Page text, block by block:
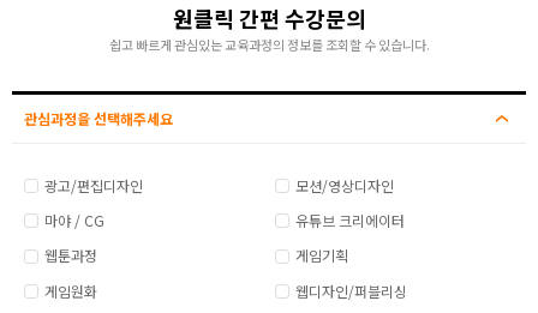
원클릭 간편 수강문의
쉽고 빠르게 관심있는 교육과정의 정보를 조회할 수 있습니다.
관심과정을 선택해주세요
광고/편집디자인
모션/영상디자인
마야 / CG
유튜브 크리에이터
웹툰과정
게임기획
게임원화
웹디자인/퍼블리싱